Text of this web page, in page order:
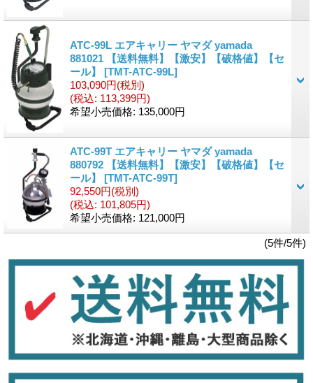
ATC-99L エアキャリー ヤマダ yamada
881021 【送料無料】【激安】【破格値】【セ
ール】 [TMT-ATC-99L]
103,090円(税別)
(税込: 113,399円)
希望小売価格: 135,000円
ATC-99T エアキャリー ヤマダ yamada
880792 【送料無料】【激安】【破格値】【セ
ール】 [TMT-ATC-99T]
92,550円(税別)
(税込: 101,805円)
希望小売価格: 121,000円
(5件/5件)